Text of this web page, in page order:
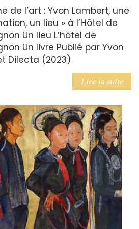
de l’art : Yvon Lambert, une
un lieu » à l’Hôtel de
Un lieu L’hôtel de
Un livre Publié par Yvon
Dilecta (2023)
Lire la suite